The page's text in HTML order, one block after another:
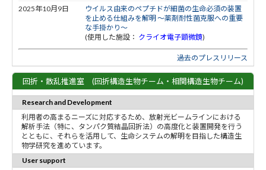
2025年10月9日
ウイルス由来のペプチドが細菌の生命必須の装置
を止める仕組みを解明 〜薬剤耐性菌克服への重要
な手掛かり〜
(使用した施設： クライオ電子顕微鏡)
過去のプレスリリース
回折・散乱推進室 (回折構造生物チーム・相関構造生物チーム)
Research and Development
利用者の高まるニーズに対応するため、放射光ビームラインにおける
解析手法（特に、タンパク質結晶回折法）の高度化と装置開発を行う
とともに、それらを活用して、生命システムの解明を目指した構造生
物学研究を進めています。
User support